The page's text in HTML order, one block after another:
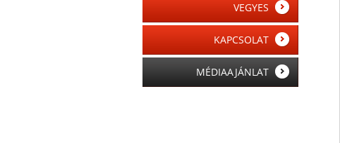
VEGYES
KAPCSOLAT
MÉDIAAJÁNLAT